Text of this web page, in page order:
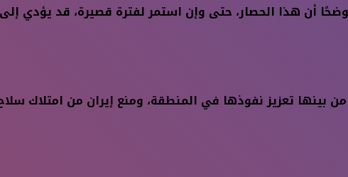
أن هذا الحصار، حتى وإن استمر لفترة قصيرة، قد يؤدي
تعزيز نفوذها في المنطقة، ومنع إيران من امتلاك